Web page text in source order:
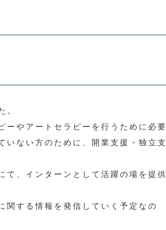
。
ーやアートセラピーを行うために必要
いない方のために、開業支援・独立支
て、インターンとして活躍の場を提供
関する情報を発信していく予定なの